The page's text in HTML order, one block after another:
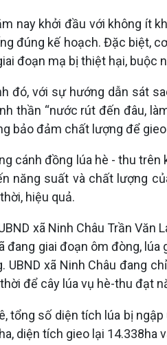
nay khởi đầu với không ít
đúng kế hoạch. Đặc biệt,
đoạn mạ bị thiệt hại, buộc
đó, với sự hướng dẫn sát
thần “nước rút đến đâu,
bảo đảm chất lượng để
cánh đồng lúa hè - thu
năng suất và chất lượng
hiệu quả.
xã Ninh Châu Trần
đang giai đoạn ôm đòng,
UBND xã Ninh Châu đang
để cây lúa vụ hè-thu đạt
tổng số diện tích lúa bị
diện tích gieo lại 14.338ha